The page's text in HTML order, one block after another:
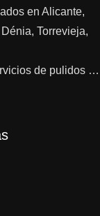
en Alicante,
Torrevieja,
de pulidos …